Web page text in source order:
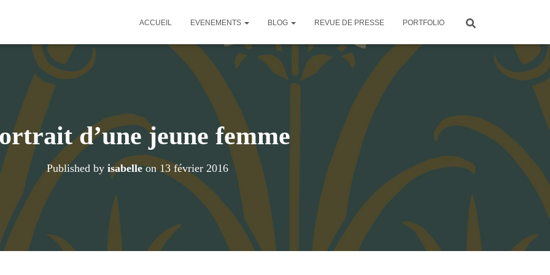
ACCUEIL EVENEMENTS BLOG REVUE DE PRESSE PORTFOLIO
d’une jeune femme
Published by isabelleon13 février 2016